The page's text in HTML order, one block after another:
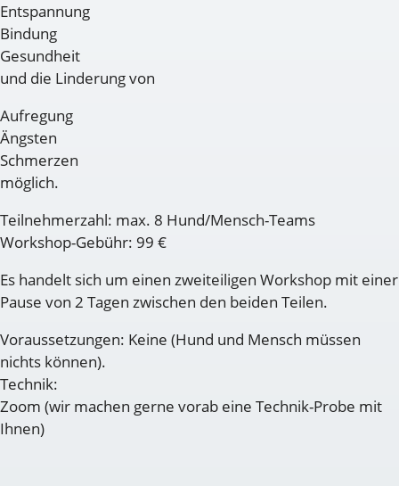
Entspannung
Bindung
Gesundheit
und die Linderung von
Aufregung
Ängsten
Schmerzen
möglich.
Teilnehmerzahl: max. 8 Hund/Mensch-Teams
Workshop-Gebühr: 99 €
Es handelt sich um einen zweiteiligen Workshop mit einer
Pause von 2 Tagen zwischen den beiden Teilen.
Voraussetzungen: Keine (Hund und Mensch müssen
nichts können).
Technik:
Zoom (wir machen gerne vorab eine Technik-Probe mit
Ihnen)